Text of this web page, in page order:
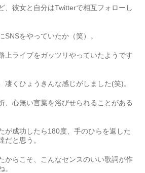
、彼女と自分はTwitterで相互フォローし
SNSをやっていたか（笑）。
上ライブをガッツリやっていたようです
凄くひょうきんな感じがしました(笑)。
、心無い言葉を浴びせられることがある
が成功したら180度、手のひらを返した
だと思う。
からこそ、こんなセンスのいい歌詞が作
。